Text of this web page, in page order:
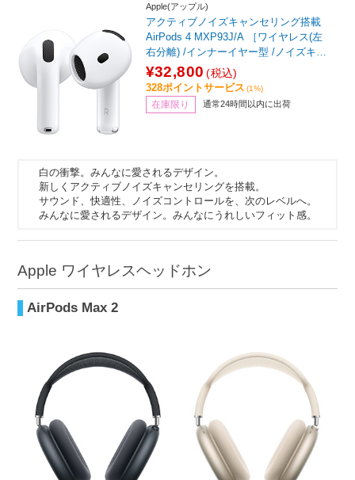
Apple(アップル)
アクティブノイズキャンセリング搭載
AirPods 4 MXP93J/A ［ワイヤレス(左
右分離) /インナーイヤー型 /ノイズキャ
ンセリング対応 /Bluetooth対応］
¥32,800 (税込)
328ポイントサービス (1%)
在庫限り 通常24時間以内に出荷
白の衝撃。みんなに愛されるデザイン。
新しくアクティブノイズキャンセリングを搭載。
サウンド、快適性、ノイズコントロールを、次のレベルへ。
みんなに愛されるデザイン。みんなにうれしいフィット感。
Apple ワイヤレスヘッドホン
AirPods Max 2